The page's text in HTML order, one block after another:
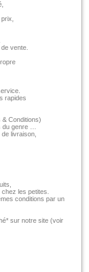
vente.
rapides
Conditions)
genre …
livraison,
les petites.
conditions par un
sur notre site (voir